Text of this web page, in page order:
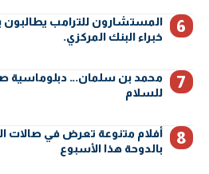
المستشارون للترامب يطالبون
خبراء البنك المركزي.
محمد بن سلمان… دبلوماسية
للسلام
أفلام متنوعة تعرض في صالات
بالدوحة هذا الأسبوع